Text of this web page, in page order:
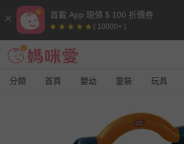
首載 App 現領 $ 100 折價券
( 10000+ )
分類 首頁 嬰幼 童裝 玩具